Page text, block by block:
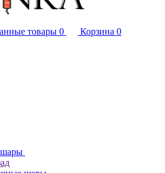
товары 0 Корзина 0